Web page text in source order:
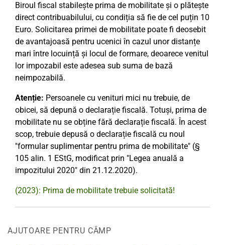
Biroul fiscal stabilește prima de mobilitate și o plătește
direct contribuabilului, cu condiția să fie de cel puțin 10
Euro. Solicitarea primei de mobilitate poate fi deosebit
de avantajoasă pentru ucenici în cazul unor distanțe
mari între locuință și locul de formare, deoarece venitul
lor impozabil este adesea sub suma de bază
neimpozabilă.
Atenție: Persoanele cu venituri mici nu trebuie, de
obicei, să depună o declarație fiscală. Totuși, prima de
mobilitate nu se obține fără declarație fiscală. În acest
scop, trebuie depusă o declarație fiscală cu noul
"formular suplimentar pentru prima de mobilitate" (§
105 alin. 1 EStG, modificat prin "Legea anuală a
impozitului 2020" din 21.12.2020).
(2023): Prima de mobilitate trebuie solicitată!
AJUTOARE PENTRU CÂMP